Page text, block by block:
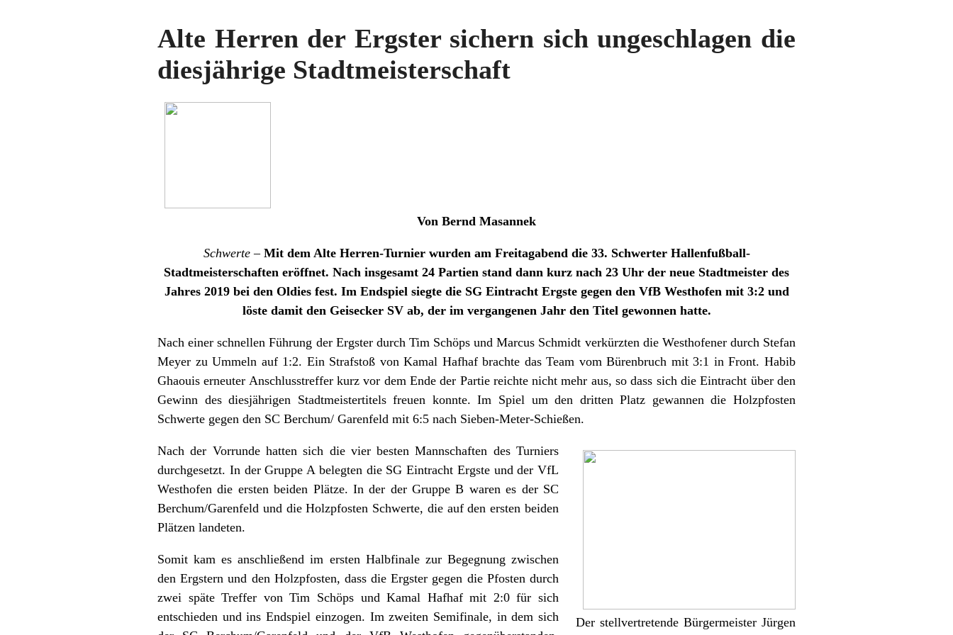
Alte Herren der Ergster sichern sich ungeschlagen die
diesjährige Stadtmeisterschaft
Von Bernd Masannek
Schwerte – Mit dem Alte Herren-Turnier wurden am Freitagabend die 33. Schwerter Hallenfußball-
Stadtmeisterschaften eröffnet. Nach insgesamt 24 Partien stand dann kurz nach 23 Uhr der neue Stadtmeister des
Jahres 2019 bei den Oldies fest. Im Endspiel siegte die SG Eintracht Ergste gegen den VfB Westhofen mit 3:2 und
löste damit den Geisecker SV ab, der im vergangenen Jahr den Titel gewonnen hatte.
Nach einer schnellen Führung der Ergster durch Tim Schöps und Marcus Schmidt verkürzten die Westhofener durch Stefan
Meyer zu Ummeln auf 1:2. Ein Strafstoß von Kamal Hafhaf brachte das Team vom Bürenbruch mit 3:1 in Front. Habib
Ghaouis erneuter Anschlusstreffer kurz vor dem Ende der Partie reichte nicht mehr aus, so dass sich die Eintracht über den
Gewinn des diesjährigen Stadtmeistertitels freuen konnte. Im Spiel um den dritten Platz gewannen die Holzpfosten
Schwerte gegen den SC Berchum/ Garenfeld mit 6:5 nach Sieben-Meter-Schießen.
Der stellvertretende Bürgermeister Jürgen
Nach der Vorrunde hatten sich die vier besten Mannschaften des Turniers
durchgesetzt. In der Gruppe A belegten die SG Eintracht Ergste und der VfL
Westhofen die ersten beiden Plätze. In der der Gruppe B waren es der SC
Berchum/Garenfeld und die Holzpfosten Schwerte, die auf den ersten beiden
Plätzen landeten.
Somit kam es anschließend im ersten Halbfinale zur Begegnung zwischen
den Ergstern und den Holzpfosten, dass die Ergster gegen die Pfosten durch
zwei späte Treffer von Tim Schöps und Kamal Hafhaf mit 2:0 für sich
entschieden und ins Endspiel einzogen. Im zweiten Semifinale, in dem sich